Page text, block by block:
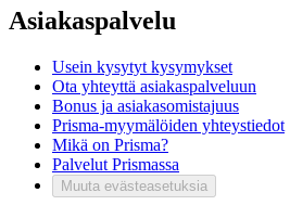
Asiakaspalvelu
Usein kysytyt kysymykset
Ota yhteyttä asiakaspalveluun
Bonus ja asiakasomistajuus
Prisma-myymälöiden yhteystiedot
Mikä on Prisma?
Palvelut Prismassa
Muuta evästeasetuksia